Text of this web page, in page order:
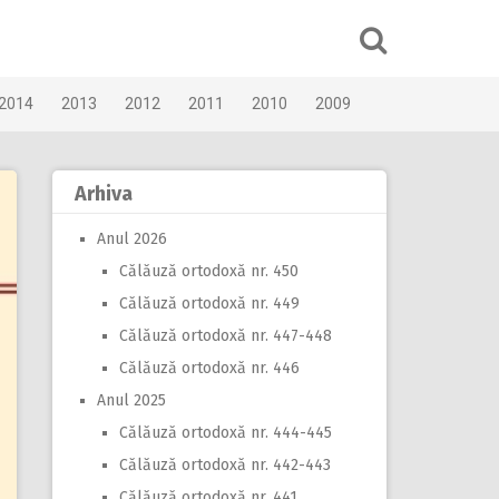
2013 2012 2011 2010 2009
Arhiva
Anul 2026
Călăuză ortodoxă nr. 450
Călăuză ortodoxă nr. 449
Călăuză ortodoxă nr. 447-448
Călăuză ortodoxă nr. 446
Anul 2025
Călăuză ortodoxă nr. 444-445
Călăuză ortodoxă nr. 442-443